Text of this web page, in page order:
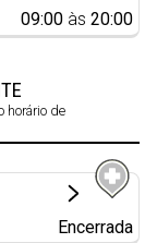
09:00 às20:00
horário de
Encerrada